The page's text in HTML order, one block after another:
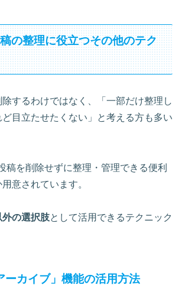
の整理に役立つその他のテク
するわけではなく、「一部だけ整理し
目立たせたくない」と考える方も多い
稿を削除せずに整理・管理できる便利
意されています。
外の選択肢として活用できるテクニック
ーカイブ」機能の活用方法